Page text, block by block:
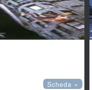
Scheda »